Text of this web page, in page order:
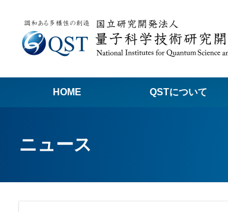
HOME QSTについて
ニュース